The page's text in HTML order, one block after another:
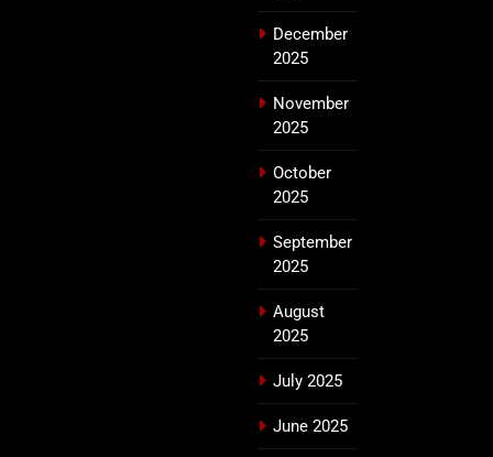
December
2025
November
2025
October
2025
September
2025
August
2025
July 2025
June 2025